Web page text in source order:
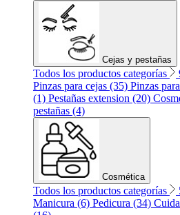
Cejas y pestañas
Todos los productos categorías
Pinzas para cejas (35) Pinzas
(1) Pestañas extension (20)
pestañas (4)
Cosmética
Todos los productos categorías
Manicura (6) Pedicura (34)